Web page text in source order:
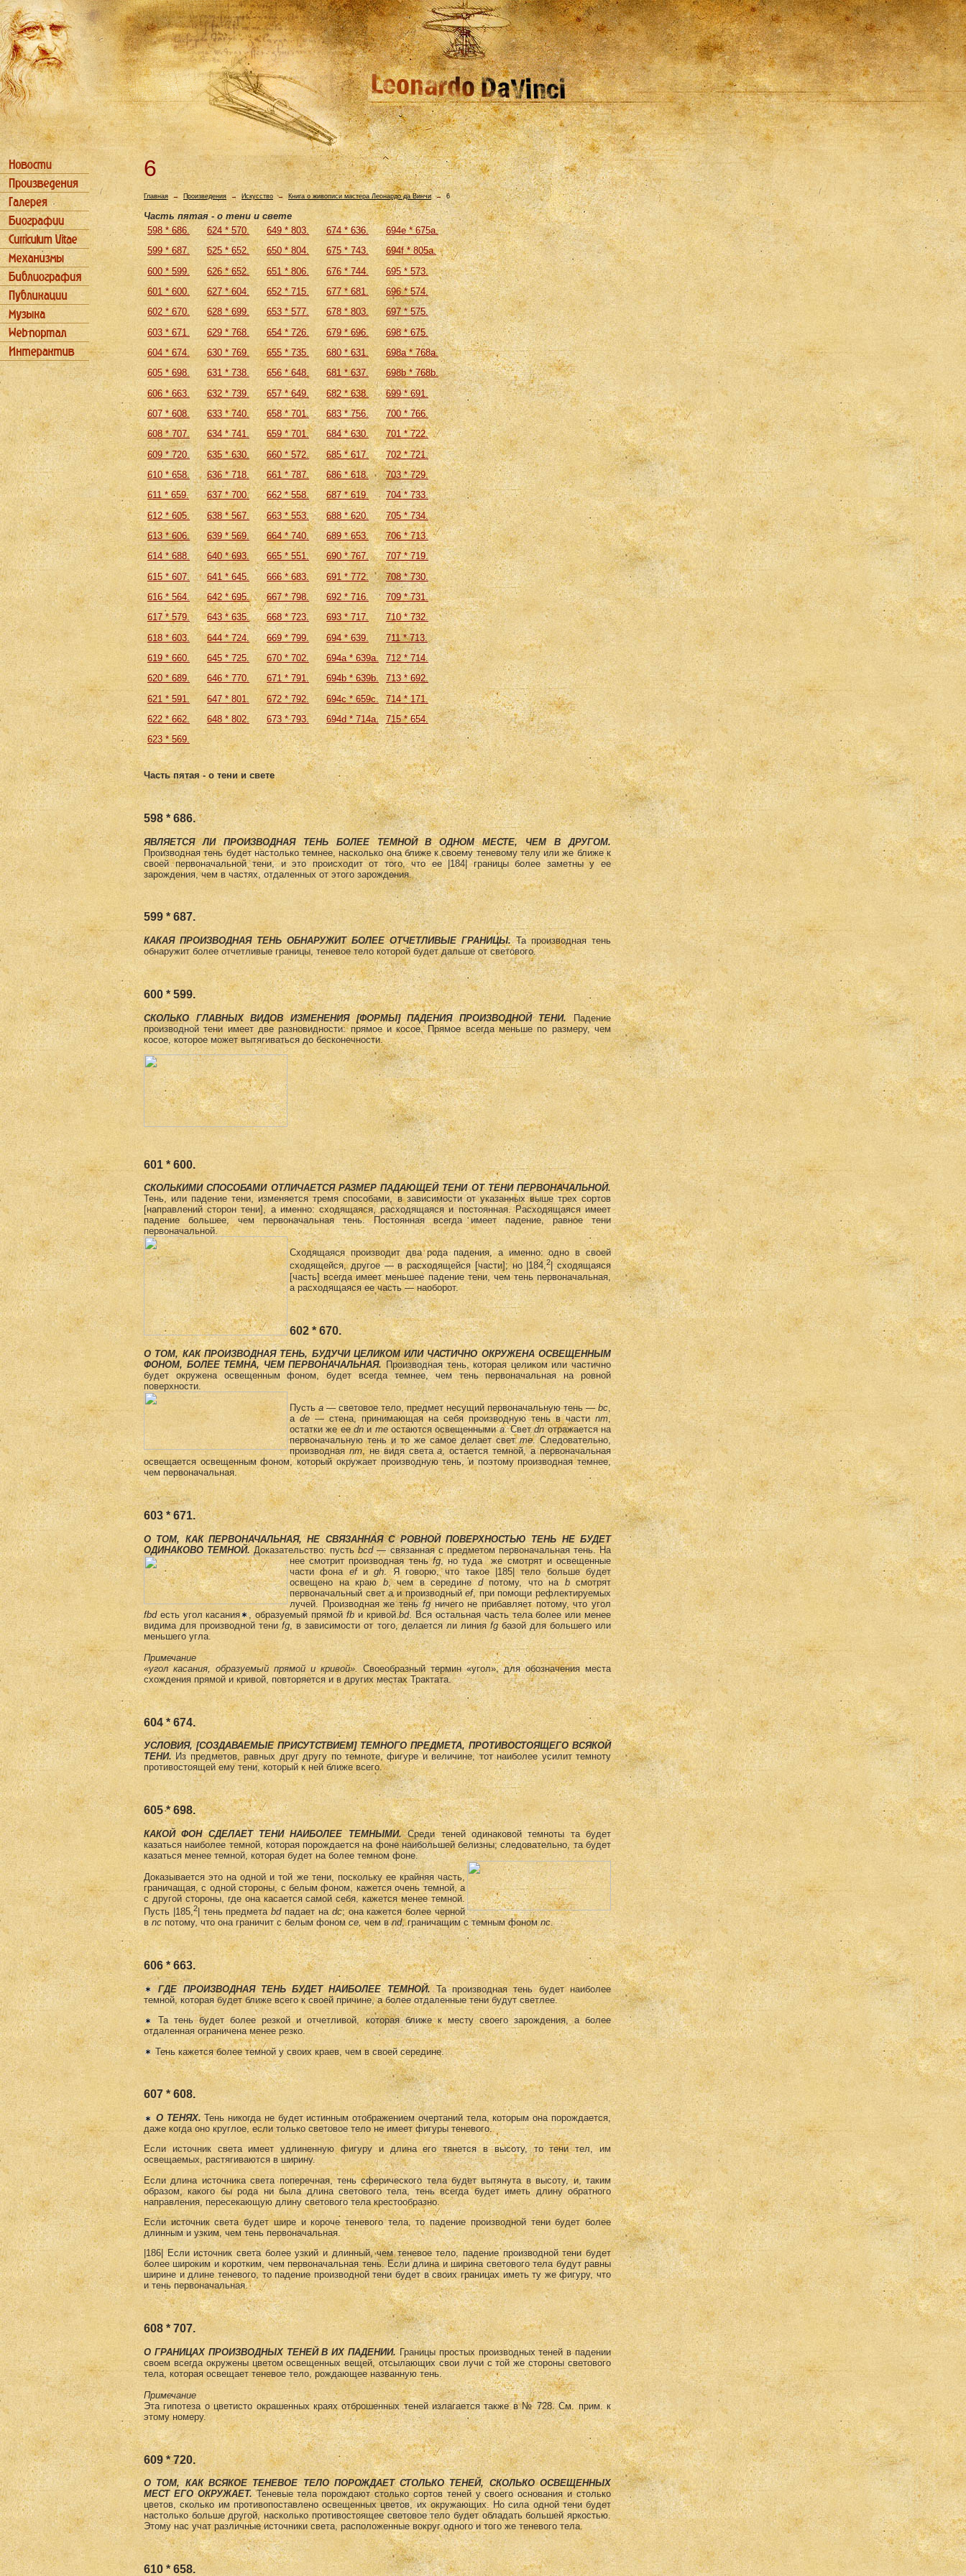
6
Главная→ Произведения → Искусство → Книга о живописи мастера Леонардо да Винчи→6
Часть пятая - о тени и свете
598 * 686.
599 * 687.
600 * 599.
601 * 600.
602 * 670.
603 * 671.
604 * 674.
605 * 698.
606 * 663.
607 * 608.
608 * 707.
609 * 720.
610 * 658.
611 * 659.
612 * 605.
613 * 606.
614 * 688.
615 * 607.
616 * 564.
617 * 579.
618 * 603.
619 * 660.
620 * 689.
621 * 591.
622 * 662.
623 * 569.
624 * 570.
625 * 652.
626 * 652.
627 * 604.
628 * 699.
629 * 768.
630 * 769.
631 * 738.
632 * 739.
633 * 740.
634 * 741.
635 * 630.
636 * 718.
637 * 700.
638 * 567.
639 * 569.
640 * 693.
641 * 645.
642 * 695.
643 * 635.
644 * 724.
645 * 725.
646 * 770.
647 * 801.
648 * 802.
649 * 803.
650 * 804.
651 * 806.
652 * 715.
653 * 577.
654 * 726.
655 * 735.
656 * 648.
657 * 649.
658 * 701.
659 * 701.
660 * 572.
661 * 787.
662 * 558.
663 * 553.
664 * 740.
665 * 551.
666 * 683.
667 * 798.
668 * 723.
669 * 799.
670 * 702.
671 * 791.
672 * 792.
673 * 793.
674 * 636.
675 * 743.
676 * 744.
677 * 681.
678 * 803.
679 * 696.
680 * 631.
681 * 637.
682 * 638.
683 * 756.
684 * 630.
685 * 617.
686 * 618.
687 * 619.
688 * 620.
689 * 653.
690 * 767.
691 * 772.
692 * 716.
693 * 717.
694 * 639.
694a * 639а.
694b * 639b.
694c * 659с.
694d * 714а.
694e * 675а.
694f * 805а.
695 * 573.
696 * 574.
697 * 575.
698 * 675.
698a * 768а.
698b * 768b.
699 * 691.
700 * 766.
701 * 722.
702 * 721.
703 * 729.
704 * 733.
705 * 734.
706 * 713.
707 * 719.
708 * 730.
709 * 731.
710 * 732.
711 * 713.
712 * 714.
713 * 692.
714 * 171.
715 * 654.
Часть пятая - о тени и свете
598 * 686.
ЯВЛЯЕТСЯ ЛИ ПРОИЗВОДНАЯ ТЕНЬ БОЛЕЕ ТЕМНОЙ В ОДНОМ МЕСТЕ, ЧЕМ В ДРУГОМ.
Производная тень будет настолько темнее, насколько она ближе к своему теневому телу или же ближе к
своей первоначальной тени, и это происходит от того, что ее |184| границы более заметны у ее
зарождения, чем в частях, отдаленных от этого зарождения.
599 * 687.
КАКАЯ ПРОИЗВОДНАЯ ТЕНЬ ОБНАРУЖИТ БОЛЕЕ ОТЧЕТЛИВЫЕ ГРАНИЦЫ.Та производная тень
обнаружит более отчетливые границы, теневое тело которой будет дальше от светового.
600 * 599.
СКОЛЬКО ГЛАВНЫХ ВИДОВ ИЗМЕ­НЕНИЯ [ФОРМЫ] ПАДЕНИЯ ПРОИЗВОДНОЙ ТЕНИ. Падение
производной тени имеет две разно­видности: прямое и косое. Прямое всегда меньше по размеру, чем
косое, которое может вытягиваться до бес­конечности.
601 * 600.
СКОЛЬКИМИ СПОСОБАМИ ОТЛИЧАЕТСЯ РАЗМЕР ПАДАЮЩЕЙ ТЕНИ ОТ ТЕНИ ПЕРВОНАЧАЛЬНОЙ.
Тень, или падение тени, изменяется тремя способами, в зависимости от указанных выше трех сортов
[направлений сторон тени], а именно: сходящаяся, расходящаяся и постоянная. Расходящаяся имеет
падение большее, чем первоначальная тень. Постоянная всегда имеет падение, равное тени
первоначальной.
Сходящаяся производит два рода падения, а именно: одно в своей
сходящейся, другое — в расходящейся [части]; но |184,2 | сходящаяся
[часть] всегда имеет меньшее падение тени, чем тень первоначальная,
а расходящаяся ее часть — наоборот.
602 * 670.
О ТОМ, КАК ПРОИЗВОДНАЯ ТЕНЬ, БУДУЧИ ЦЕЛИКОМ ИЛИ ЧАСТИЧНО ОКРУЖЕНА ОСВЕЩЕННЫМ
ФОНОМ, БОЛЕЕ ТЕМНА, ЧЕМ ПЕР­ВОНАЧАЛЬНАЯ. Производная тень, которая целиком или частично
будет окружена освещенным фоном, будет всегда темнее, чем тень первоначальная на ровной
поверхности.
Пустьа— световое тело, предмет несущий первоначальную тень —bс,
a de — стена, принимающая на себя производную тень в части nm,
остатки же ее dnитеостаются освещеннымиа.Светdnотражается на
первоначальную тень и то же самое делает светте. Следовательно,
производная nm, не видя светаа, остается темной, а первоначальная
освещается освещенным фоном, который окружает производную тень, и поэтому производная темнее,
чем первоначальная.
603 * 671.
О ТОМ, КАК ПЕРВОНАЧАЛЬНАЯ, НЕ СВЯЗАННАЯ С РОВНОЙ ПОВЕРХНОСТЬЮ ТЕНЬ НЕ БУДЕТ
ОДИНАКОВО ТЕМНОЙ.Доказательство: пустьbсd— связанная с предметом первоначальная тень.На
нее смотрит производная теньfg, но туда же смотрят и освещенные
части фона efиgh. Я говорю, что такое |185| тело больше будет
освещено на краюb, чем в серединеdпотому, что на bсмотрят
первоначальный светаи производныйеf, при помощи рефлектируемых
лучей. Производная же теньfgничего не прибавляет потому, что угол
fbdесть угол касания , образуемый прямой fbи кривойbd. Вся остальная часть тела более или менее
видима для производной тениfg , в зависимости от того, делается ли линия fgбазой для большего или
меньшего угла.
Примечание
«угол касания, образуемый прямой и кривой». Своеобразный термин «угол», для обозначения места
схождения прямой и кривой, повторяется и в других местах Трактата.
604 * 674.
УСЛОВИЯ, [СОЗДАВАЕМЫЕ ПРИСУТСТВИЕМ] ТЕМНОГО ПРЕДМЕТА, ПРОТИВОСТОЯЩЕГО ВСЯКОЙ
ТЕНИ. Из предметов, равных друг другу по темноте, фигуре и величине, тот наиболее усилит темноту
противостоящей ему тени, который к ней ближе всего.
605 * 698.
КАКОЙ ФОН СДЕЛАЕТ ТЕНИ НАИБОЛЕЕ ТЕМНЫМИ.Среди теней одинаковой темноты та будет
казаться наиболее темной, которая порождается на фоне наибольшей белизны; следовательно, та будет
казаться менее темной, которая будет на более темном фоне.
Доказывается это на одной и той же тени, поскольку ее крайняя часть,
граничащая, с одной стороны, с белым фоном, кажется очень темной, а
с другой стороны, где она касается самой себя, кажется менее темной.
Пусть |185,2| тень предметаbdпадает на dc; она кажется более черной
вnс потому, что она граничит с белым фоном се,чем вnd, граничащим с темным фономnс.
606 * 663.
ГДЕ ПРОИЗВОДНАЯ ТЕНЬ БУДЕТ НАИБОЛЕЕ ТЕМНОЙ.Та производная тень будет наиболее
темной, которая будет ближе всего к своей причине, а более отдаленные тени будут светлее.
Та тень будет более резкой и отчетливой, которая ближе к месту своего зарождения, а более
отдаленная ограничена менее резко.
Тень кажется более темной у своих краев, чем в своей середине.
607 * 608.
О ТЕНЯХ. Тень никогда не будет истинным отображением очертаний тела, которым она порождается,
даже когда оно круглое, если только световое тело не имеет фигуры теневого.
Если источник света имеет удлиненную фигуру и длина его тянется в высоту, то тени тел, им
освещаемых, растягиваются в ширину.
Если длина источника света поперечная, тень сферического тела будет вытянута в высоту, и, таким
образом, какого бы рода ни была длина светового тела, тень всегда будет иметь длину обратного
направления, пересекающую длину светового тела крестообразно.
Если источник света будет шире и короче теневого тела, то падение производной тени будет более
длинным и узким, чем тень первоначальная.
|186| Если источник света более узкий и длинный, чем теневое тело, падение производной тени будет
более ши­роким и коротким, чем первоначальная тень. Если длина и ширина светового тела будут равны
ширине и длине теневого, то падение производной тени будет в своих границах иметь ту же фигуру, что
и тень перво­начальная.
608 * 707.
О ГРАНИЦАХ ПРОИЗВОДНЫХ ТЕНЕЙ В ИХ ПАДЕНИИ. Границы простых производных теней в падении
своем всегда окружены цветом освещенных вещей, отсылающих свои лучи с той же стороны светового
тела, которая освещает теневое тело, рождающее названную тень.
Примечание
Эта гипотеза о цветисто окрашенных краях отброшенных теней излагается также в № 728. См. прим. к
этому номеру.
609 * 720.
О ТОМ, КАК ВСЯКОЕ ТЕНЕВОЕ ТЕЛО ПОРОЖДАЕТ СТОЛЬКО ТЕНЕЙ, СКОЛЬКО ОСВЕЩЕННЫХ
МЕСТ ЕГО ОКРУЖАЕТ.Теневые тела порождают столько сортов теней у своего основания и столько
цветов, сколько им противопоставлено освещенных цветов, их окружающих. Но сила одной тени будет
настолько больше другой, насколько противостоящее световое тело будет обладать большей яркостью.
Этому нас учат различные источники света, расположенные вокруг одного и того же теневого тела.
610 * 658.